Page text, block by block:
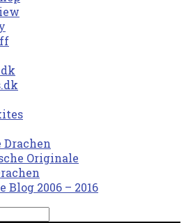
Drachen
Originale
Blog 2006 – 2016